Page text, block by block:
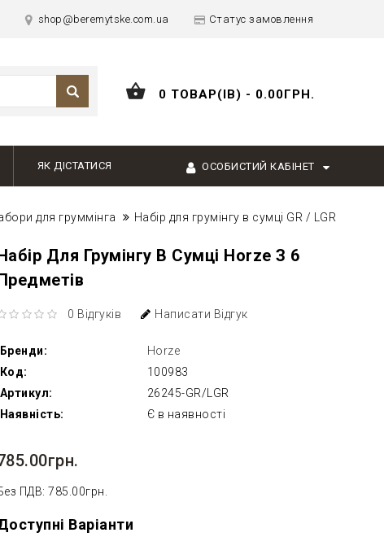
shop@beremytske.com.ua Статус замовлення
0 ТОВАР(ІВ) - 0.00ГРН.
ЯК ДІСТАТИСЯ ОСОБИСТИЙ КАБІНЕТ
для груммінга Набір для грумінгу в сумці GR / LGR
Для Грумінгу В Сумці Horze З 6
0 Відгуків Написати Відгук
Бренди:
Horze
Код:
100983
Артикул:
26245-GR/LGR
Наявність:
Є в наявності
ПДВ: 785.00грн.
Варіанти